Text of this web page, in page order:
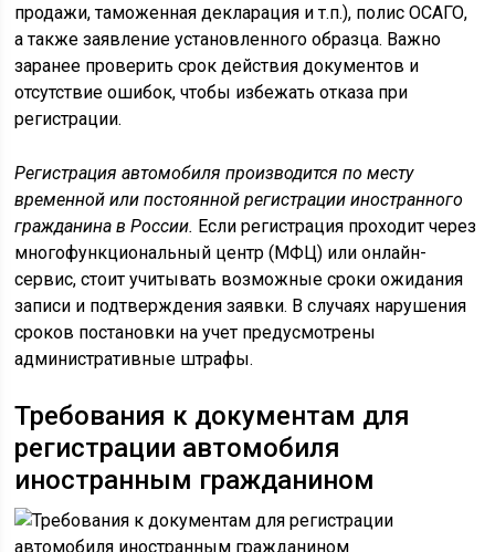
продажи, таможенная декларация и т.п.), полис ОСАГО,
а также заявление установленного образца. Важно
заранее проверить срок действия документов и
отсутствие ошибок, чтобы избежать отказа при
регистрации.
Регистрация автомобиля производится по месту
временной или постоянной регистрации иностранного
гражданина в России. Если регистрация проходит через
многофункциональный центр (МФЦ) или онлайн-
сервис, стоит учитывать возможные сроки ожидания
записи и подтверждения заявки. В случаях нарушения
сроков постановки на учет предусмотрены
административные штрафы.
Требования к документам для
регистрации автомобиля
иностранным гражданином